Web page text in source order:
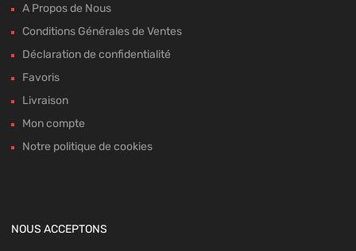
A Propos de Nous
Conditions Générales de Ventes
Déclaration de confidentialité
Favoris
Livraison
Mon compte
Notre politique de cookies
NOUS ACCEPTONS